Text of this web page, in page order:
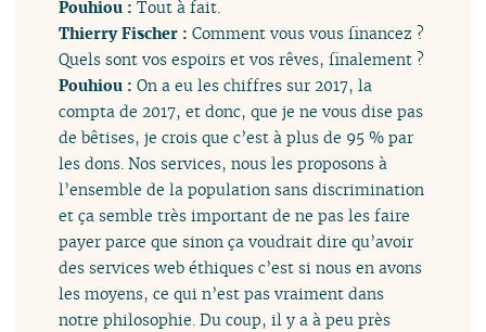
Pouhiou :Tout à fait.
Thierry Fischer :Comment vous vous financez ?
Quels sont vos espoirs et vos rêves, finalement ?
Pouhiou :On a eu les chiffres sur 2017, la
compta de 2017, et donc, que je ne vous dise pas
de bêtises, je crois que c’est à plus de 95 % par
les dons. Nos services, nous les proposons à
l’ensemble de la population sans discrimination
et ça semble très important de ne pas les faire
payer parce que sinon ça voudrait dire qu’avoir
des services web éthiques c’est si nous en avons
les moyens, ce qui n’est pas vraiment dans
notre philosophie. Du coup, il y a à peu près